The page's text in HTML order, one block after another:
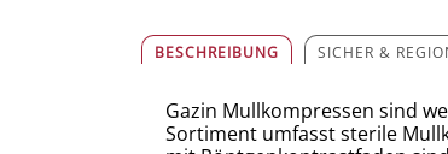
BESCHREIBUNG SICHER &
Gazin Mullkompressen sind
Sortiment umfasst sterile